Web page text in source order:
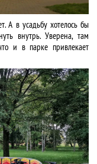
А в усадьбу хотелось бы
внутрь. Уверена, там
и в парке привлекает